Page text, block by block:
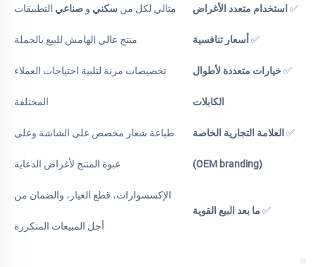
✅ استخدام متعدد الأغراض مثالي لكل من سكني و صناعي التطبيقات
✅ أسعار تنافسية منتج عالي الهامش للبيع بالجملة
✅خيارات متعددة لأطوال
الكابلات
تخصيصات مرنة لتلبية احتياجات العملاء
المختلفة
✅ العلامة التجارية الخاصة
(OEM branding)
طباعة شعار مخصص على الشاشة وعلى
عبوة المنتج لأغراض الدعاية
✅ ما بعد البيع القوية
الإكسسوارات، قطع الغيار، والضمان من
أجل المبيعات المتكررة